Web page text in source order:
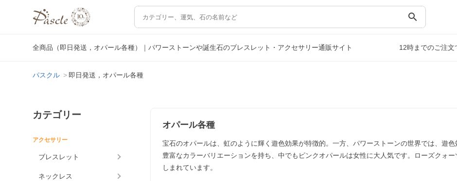
search
全商品（即日発送，オパール各種）｜パワーストーンや誕生石のブレスレット・アクセサリー通販サイト 12時までのご注文
パスクル 即日発送，オパール各種
カテゴリー
アクセサリー
ブレスレット
ネックレス
オパール各種
宝石のオパールは、虹のように輝く遊色効果が特徴的。一方、パワーストーンの世界では、遊色
豊富なカラーバリエーションを持ち、中でもピンクオパールは女性に大人気です。ローズクォ
しまれています。